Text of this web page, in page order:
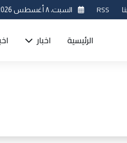
RSS السبت، ٨ أغسطس 2026
الرئيسية اخبار